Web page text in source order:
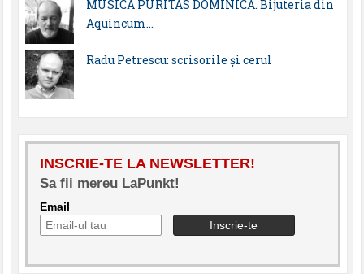
MUSICA PURITAS DOMINICA. Bijuteria din
Aquincum…
Radu Petrescu: scrisorile şi cerul
INSCRIE-TE LA NEWSLETTER!
Sa fii mereu LaPunkt!
Email